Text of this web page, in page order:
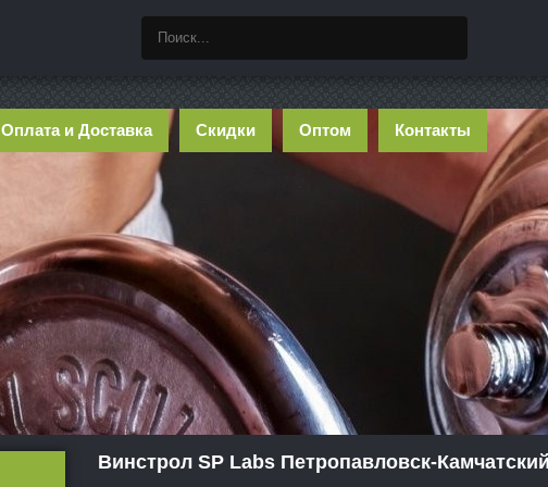
Оплата и Доставка Скидки Оптом Контакты
Винстрол SP Labs Петропавловск-